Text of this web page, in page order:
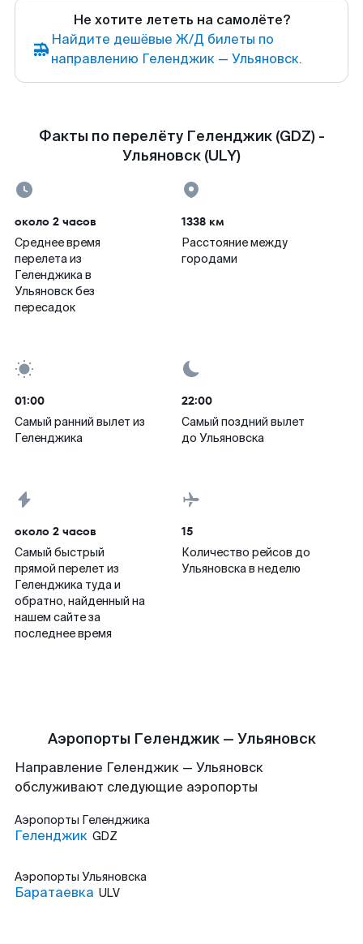
Не хотите лететь на самолёте?
Найдите дешёвые Ж/Д билеты по
направлению Геленджик — Ульяновск.
Факты по перелёту Геленджик (GDZ) -
Ульяновск (ULY)
около 2 часов
Среднее время
перелета из
Геленджика в
Ульяновск без
пересадок
1338 км
Расстояние между
городами
01:00
Самый ранний вылет из
Геленджика
22:00
Самый поздний вылет
до Ульяновска
около 2 часов
Самый быстрый
прямой перелет из
Геленджика туда и
обратно, найденный на
нашем сайте за
последнее время
15
Количество рейсов до
Ульяновска в неделю
Аэропорты Геленджик — Ульяновск
Направление Геленджик — Ульяновск
обслуживают следующие аэропорты
Аэропорты Геленджика
Геленджик GDZ
Аэропорты Ульяновска
Баратаевка ULV